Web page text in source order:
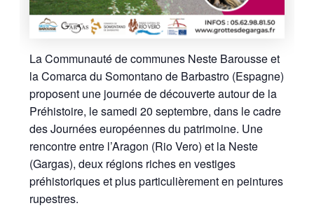
La Communauté de communes Neste Barousse et
la Comarca du Somontano de Barbastro (Espagne)
proposent une journée de découverte autour de la
Préhistoire, le samedi 20 septembre, dans le cadre
des Journées européennes du patrimoine. Une
rencontre entre l’Aragon (Rio Vero) et la Neste
(Gargas), deux régions riches en vestiges
préhistoriques et plus particulièrement en peintures
rupestres.